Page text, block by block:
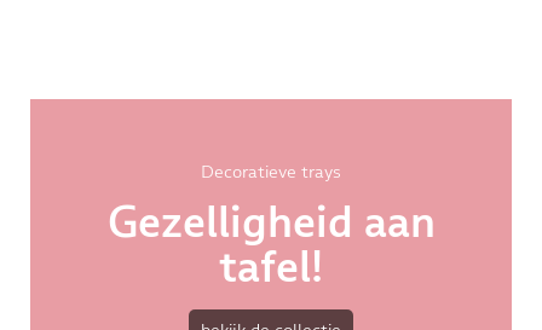
Decoratieve trays
Gezelligheid aan
tafel!